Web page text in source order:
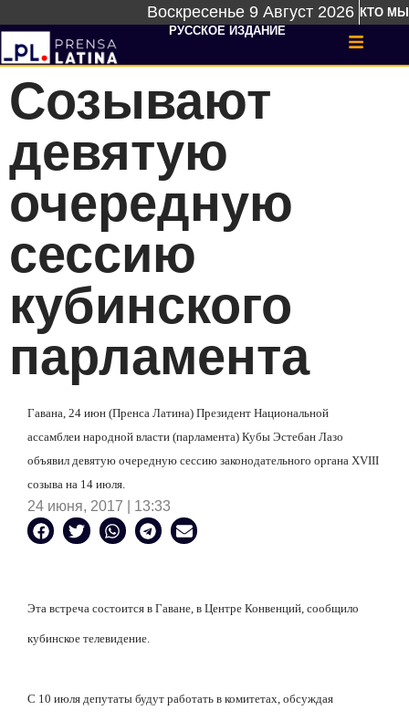
Воскресенье 9 Август 2026 КТО МЫ
РУССКОЕ ИЗДАНИЕ
Созывают
девятую
очередную
сессию
кубинского
парламента
Гавана, 24 июн (Пренса Латина) Президент Национальной
ассамблеи народной власти (парламента) Кубы Эстебан Лазо
объявил девятую очередную сессию законодательного органа XVIII
созыва на 14 июля.
24 июня, 2017 | 13:33
Эта встреча состоится в Гаване, в Центре Конвенций, сообщило
кубинское телевидение.
С 10 июля депутаты будут работать в комитетах, обсуждая